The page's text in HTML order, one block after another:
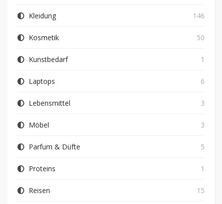
Kleidung 146
Kosmetik 50
Kunstbedarf 1
Laptops 6
Lebensmittel 3
Möbel 3
Parfum & Düfte 5
Proteins 1
Reisen 15